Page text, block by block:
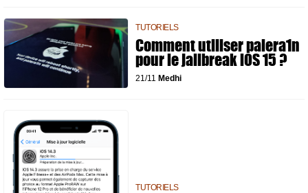
TUTORIELS
Comment utiliser palera1n
pour le jailbreak iOS 15 ?
21/11 Medhi
TUTORIELS